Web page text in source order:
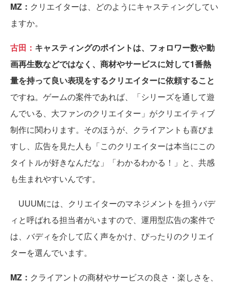
MZ： クリエイターは、どのようにキャスティングしてい
ますか。
古田： キャスティングのポイントは、フォロワー数や動
画再生数などではなく、商材やサービスに対して1番熱
量を持って良い表現をするクリエイターに依頼すること
ですね。ゲームの案件であれば、「シリーズを通して遊
んでいる、大ファンのクリエイター」がクリエイティブ
制作に関わります。そのほうが、クライアントも喜びま
すし、広告を見た人も「このクリエイターは本当にこの
タイトルが好きなんだな」「わかるわかる！」と、共感
も生まれやすいんです。
UUUMには、クリエイターのマネジメントを担うバデ
ィと呼ばれる担当者がいますので、運用型広告の案件で
は、バディを介して広く声をかけ、ぴったりのクリエイ
ターを選んでいます。
MZ： クライアントの商材やサービスの良さ・楽しさを、